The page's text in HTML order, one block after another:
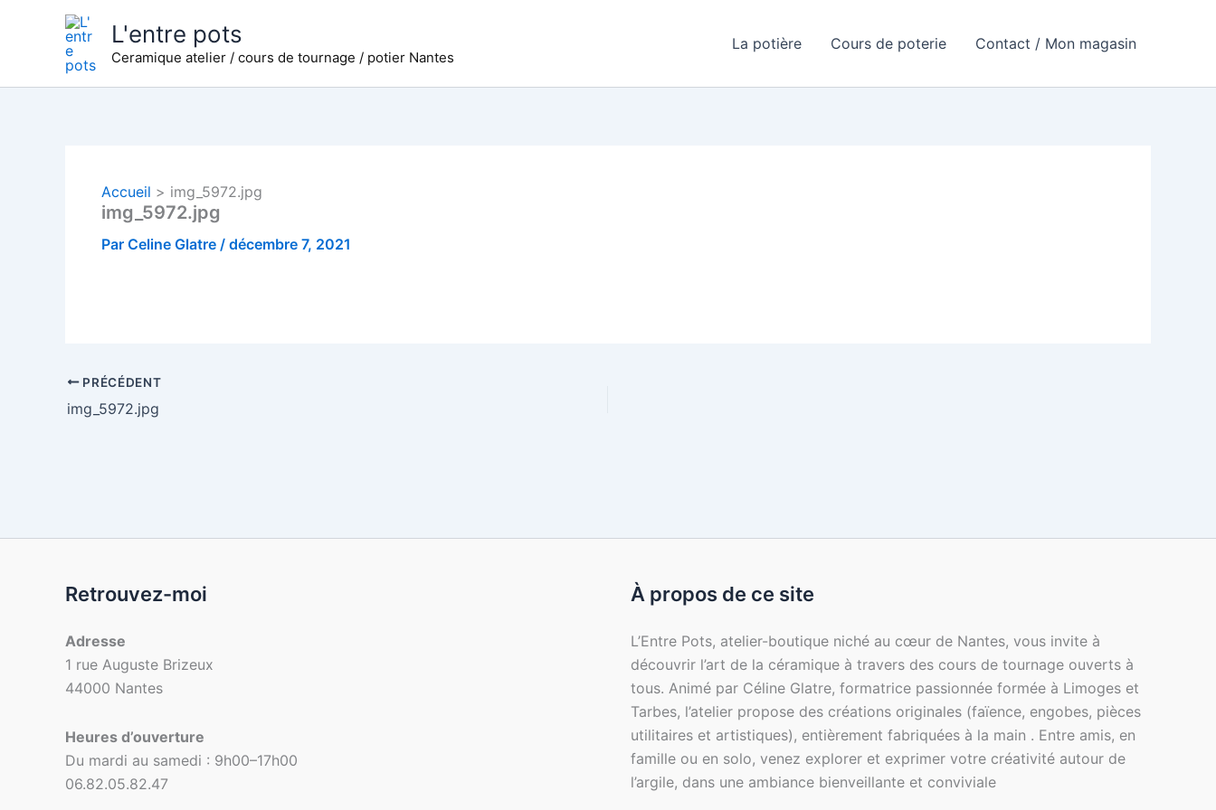
L'entre pots
Ceramique atelier / cours de tournage / potier Nantes
La potière Cours de poterie Contact / Mon magasin
Accueil img_5972.jpg
img_5972.jpg
Par Celine Glatre / décembre 7, 2021
PRÉCÉDENT
img_5972.jpg
Retrouvez-moi
Adresse
1 rue Auguste Brizeux
44000 Nantes
Heures d’ouverture
Du mardi au samedi : 9h00–17h00
06.82.05.82.47
À propos de ce site
L’Entre Pots, atelier-boutique niché au cœur de Nantes, vous invite à
découvrir l’art de la céramique à travers des cours de tournage ouverts à
tous. Animé par Céline Glatre, formatrice passionnée formée à Limoges et
Tarbes, l’atelier propose des créations originales (faïence, engobes, pièces
utilitaires et artistiques), entièrement fabriquées à la main . Entre amis, en
famille ou en solo, venez explorer et exprimer votre créativité autour de
l’argile, dans une ambiance bienveillante et conviviale